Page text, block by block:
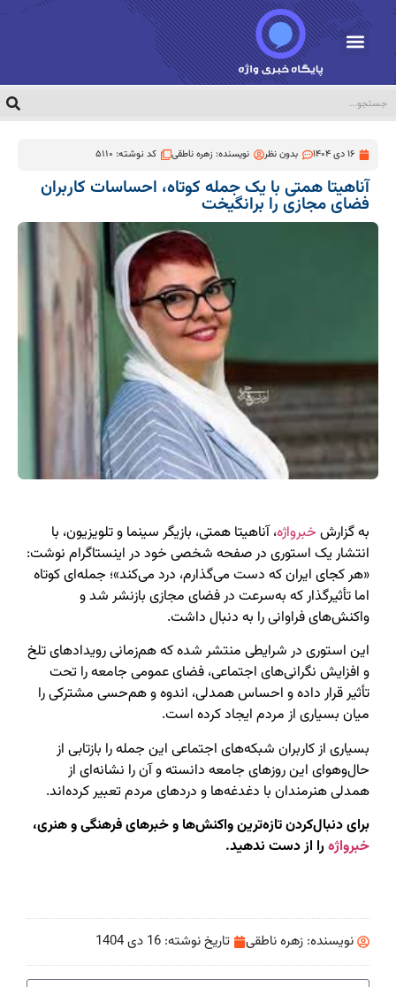
16 دی 1404 بدون نظر نویسنده:زهره ناطقی کد نوشته: 5110
آناهیتا همتی با یک جمله کوتاه، احساسات کاربران
فضای مجازی را برانگیخت
به گزارش خبرواژه، آناهیتا همتی، بازیگر سینما و تلویزیون، با
انتشار یک استوری در صفحه شخصی خود در اینستاگرام نوشت:
«هر کجای ایران که دست می‌گذارم، درد می‌کند»؛ جمله‌ای کوتاه
اما تأثیرگذار که به‌سرعت در فضای مجازی بازنشر شد و
واکنش‌های فراوانی را به دنبال داشت.
این استوری در شرایطی منتشر شده که هم‌زمانی رویدادهای تلخ
و افزایش نگرانی‌های اجتماعی، فضای عمومی جامعه را تحت
تأثیر قرار داده و احساس همدلی، اندوه و هم‌حسی مشترکی را
میان بسیاری از مردم ایجاد کرده است.
بسیاری از کاربران شبکه‌های اجتماعی این جمله را بازتابی از
حال‌وهوای این روزهای جامعه دانسته و آن را نشانه‌ای از
همدلی هنرمندان با دغدغه‌ها و دردهای مردم تعبیر کرده‌اند.
برای دنبال‌کردن تازه‌ترین واکنش‌ها و خبرهای فرهنگی و هنری،
خبرواژهرا از دست ندهید.
نویسنده: زهره ناطقی تاریخ نوشته: 16 دی 1404